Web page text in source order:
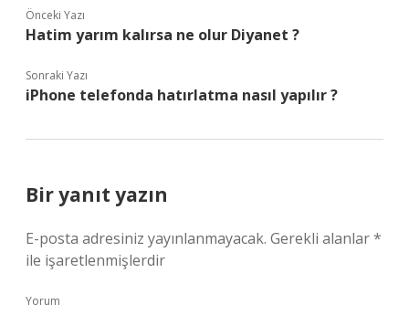
Önceki Yazı
Hatim yarım kalırsa ne olur Diyanet ?
Sonraki Yazı
iPhone telefonda hatırlatma nasıl yapılır ?
Bir yanıt yazın
E-posta adresiniz yayınlanmayacak. Gerekli alanlar*
ile işaretlenmişlerdir
Yorum